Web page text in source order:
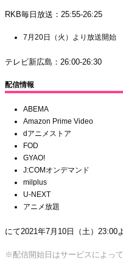
RKB毎日放送：25:55-26:25
7月20日（火）より放送開始
テレビ新広島：26:00-26:30
配信情報
ABEMA
Amazon Prime Video
dアニメストア
FOD
GYAO!
J:COMオンデマンド
milplus
U-NEXT
アニメ放題
にて2021年7月10日（土）23:00
※配信開始日はサービスによっ